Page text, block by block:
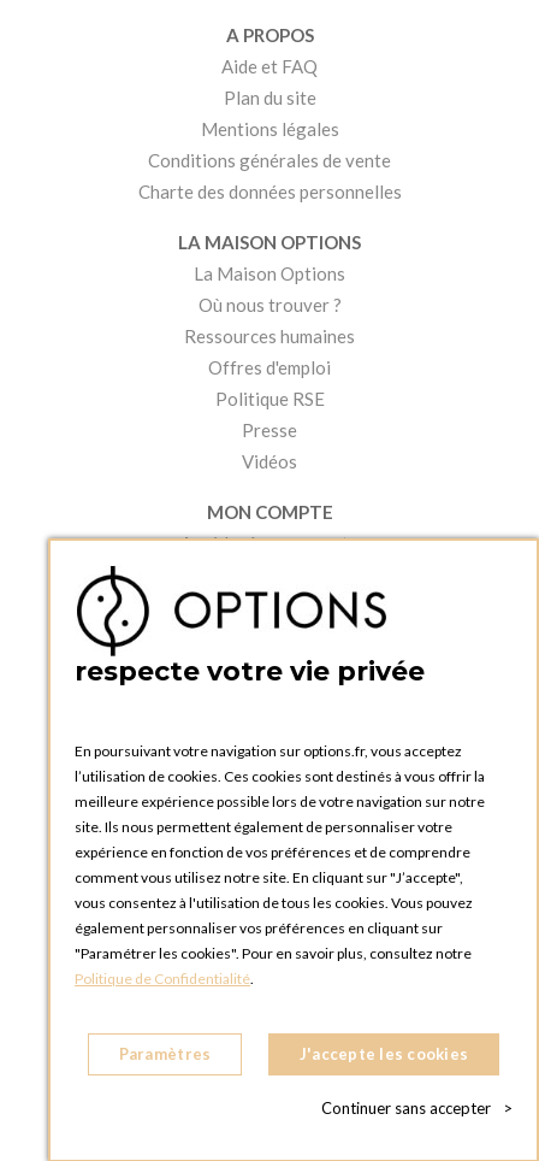
A PROPOS
Aide et FAQ
Plan du site
Mentions légales
Conditions générales de vente
Charte des données personnelles
LA MAISON OPTIONS
La Maison Options
Où nous trouver ?
Ressources humaines
Offres d'emploi
Politique RSE
Presse
Vidéos
MON COMPTE
Accéder à mon compte
Créer un compte
PRATIQUE
Catalogues et bons de commande
Tutoriels
OPTIONS LUXEMBOURG
13 rue Paul Rischard
5324 Contern
LUXEMBOURG
BOUTIQUE OPTIONS LUXEMBOURG
L - 1842 HOWALD LUXEMBOURG
respecte votre vie privée
En poursuivant votre navigation sur options.fr, vous acceptez
l’utilisation de cookies. Ces cookies sont destinés à vous offrir la
meilleure expérience possible lors de votre navigation sur notre
site. Ils nous permettent également de personnaliser votre
expérience en fonction de vos préférences et de comprendre
comment vous utilisez notre site. En cliquant sur "J’accepte",
vous consentez à l'utilisation de tous les cookies. Vous pouvez
également personnaliser vos préférences en cliquant sur
"Paramétrer les cookies". Pour en savoir plus, consultez notre
Politique de Confidentialité.
Paramètres J'accepte les cookies
Continuer sans accepter >